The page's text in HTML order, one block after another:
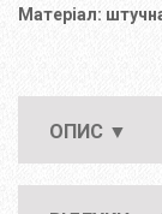
Матеріал:
ОПИС ▼